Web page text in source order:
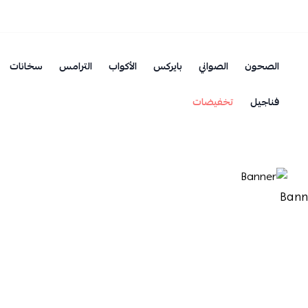
الصحون الصواني بايركس الأكواب الترامس
سخانات
فناجيل
تخفيضات